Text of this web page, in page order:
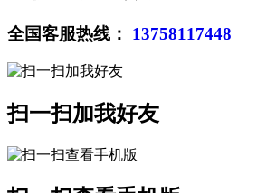
全国客服热线： 13758117448
扫一扫加我好友